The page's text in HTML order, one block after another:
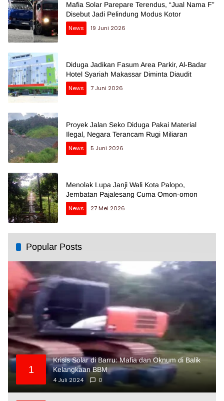
Mafia Solar Parepare Terendus, “Jual Nama F”
Disebut Jadi Pelindung Modus Kotor
News
19 Juni 2026
Diduga Jadikan Fasum Area Parkir, Al-Badar
Hotel Syariah Makassar Diminta Diaudit
News
7 Juni 2026
Proyek Jalan Seko Diduga Pakai Material
Ilegal, Negara Terancam Rugi Miliaran
News
5 Juni 2026
Menolak Lupa Janji Wali Kota Palopo,
Jembatan Pajalesang Cuma Omon-omon
News
27 Mei 2026
Popular Posts
1
Krisis Solar di Barru: Mafia dan Oknum di Balik
Kelangkaan BBM
4 Juli 2024
0